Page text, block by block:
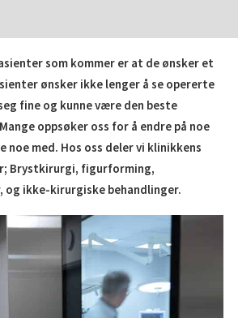
som kommer er at de ønsker et
ønsker ikke lenger å se opererte
fine og kunne være den beste
oppsøker oss for å endre på noe
noe med. Hos oss deler vi klinikkens
Brystkirurgi, figurforming,
og ikke-kirurgiske behandlinger.